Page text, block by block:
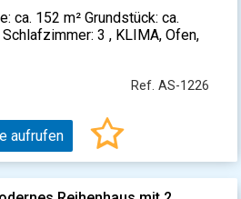
ca. 152 m² Grundstück: ca.
3 , KLIMA, Ofen,
Ref. AS-1226
aufrufen